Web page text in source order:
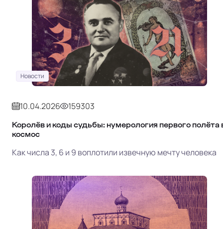
Новости
10.04.2026 159303
Королёв и коды судьбы: нумерология первого полёта
космос
Как числа 3, 6 и 9 воплотили извечную мечту человека